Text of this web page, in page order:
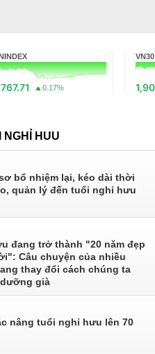
0.17%
VN30
NGHỈ HUU
bổ nhiệm lại, kéo dài thời
quản lý đến tuổi nghỉ hưu
đang trở thành "20 năm đẹp
Câu chuyện của nhiều
thay đổi cách chúng ta
già
nâng tuổi nghỉ hưu lên 70